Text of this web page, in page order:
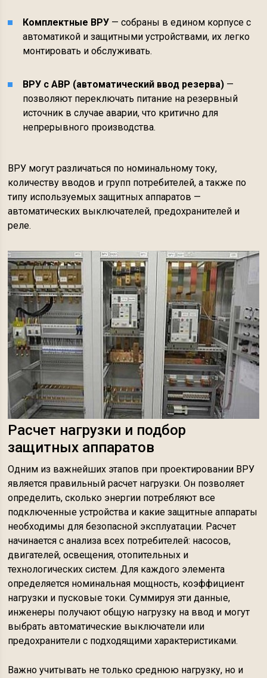
Комплектные ВРУ — собраны в едином корпусе с
автоматикой и защитными устройствами, их легко
монтировать и обслуживать.
ВРУ с АВР (автоматический ввод резерва) —
позволяют переключать питание на резервный
источник в случае аварии, что критично для
непрерывного производства.
ВРУ могут различаться по номинальному току,
количеству вводов и групп потребителей, а также по
типу используемых защитных аппаратов —
автоматических выключателей, предохранителей и
реле.
Расчет нагрузки и подбор
защитных аппаратов
Одним из важнейших этапов при проектировании ВРУ
является правильный расчет нагрузки. Он позволяет
определить, сколько энергии потребляют все
подключенные устройства и какие защитные аппараты
необходимы для безопасной эксплуатации. Расчет
начинается с анализа всех потребителей: насосов,
двигателей, освещения, отопительных и
технологических систем. Для каждого элемента
определяется номинальная мощность, коэффициент
нагрузки и пусковые токи. Суммируя эти данные,
инженеры получают общую нагрузку на ввод и могут
выбрать автоматические выключатели или
предохранители с подходящими характеристиками.
Важно учитывать не только среднюю нагрузку, но и